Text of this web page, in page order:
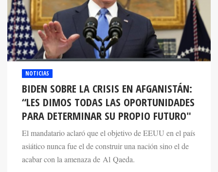
NOTICIAS
BIDEN SOBRE LA CRISIS EN AFGANISTÁN:
“LES DIMOS TODAS LAS OPORTUNIDADES
PARA DETERMINAR SU PROPIO FUTURO"
El mandatario aclaró que el objetivo de EEUU en el país
asiático nunca fue el de construir una nación sino el de
acabar con la amenaza de Al Qaeda.